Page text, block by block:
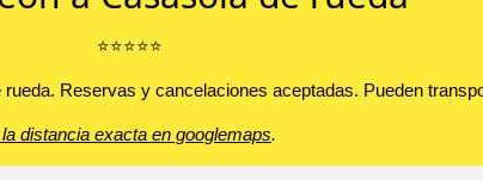
⭐️⭐️⭐️⭐️⭐️
Reservas y cancelaciones aceptadas. Pueden
distancia exacta en googlemaps.